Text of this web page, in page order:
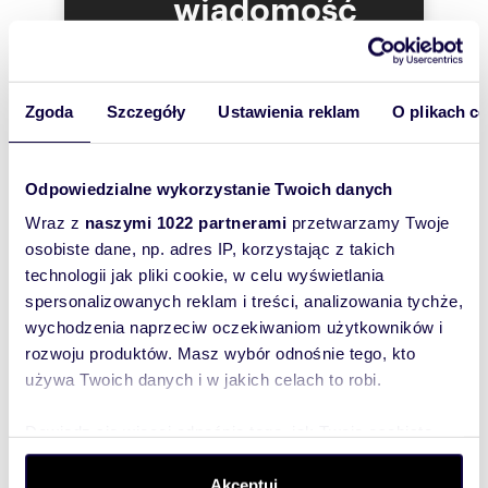
Zgoda Szczegóły Ustawienia reklam O plikach
Odpowiedzialne wykorzystanie Twoich danych
Wraz z naszymi 1022 partnerami przetwarzamy Twoje
osobiste dane, np. adres IP, korzystając z takich
technologii jak pliki cookie, w celu wyświetlania
spersonalizowanych reklam i treści, analizowania tychże,
wychodzenia naprzeciw oczekiwaniom użytkowników i
rozwoju produktów. Masz wybór odnośnie tego, kto
używa Twoich danych i w jakich celach to robi.
dane są przetwarzane oraz ustaw własne preferencje w
. W Deklaracji plików cookie możesz
Nr licencji zawodowej: 11433
sposób, aby
właściciel
oferty
Tobą
skontaktował!